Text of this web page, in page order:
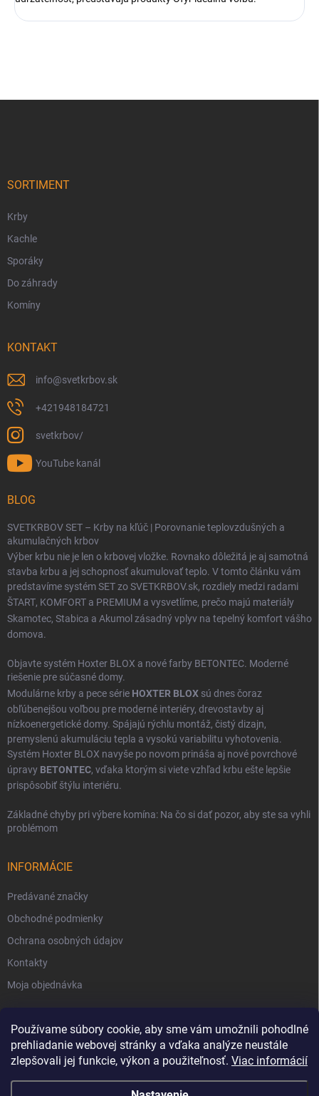
Používame súbory cookie, aby sme vám umožnili pohodlné
prehliadanie webovej stránky a vďaka analýze neustále
zlepšovali jej funkcie, výkon a použiteľnosť. Viac informácií
SORTIMENT
Krby
Kachle
Sporáky
Do záhrady
Komíny
KONTAKT
info@svetkrbov.sk
+421948184721
svetkrbov/
YouTube kanál
BLOG
SVETKRBOV SET – Krby na kľúč | Porovnanie teplovzdušných a
akumulačných krbov
Výber krbu nie je len o krbovej vložke. Rovnako dôležitá je aj samotná
stavba krbu a jej schopnosť akumulovať teplo. V tomto článku vám
predstavíme systém SET zo SVETKRBOV.sk, rozdiely medzi radami
ŠTART, KOMFORT a PREMIUM a vysvetlíme, prečo majú materiály
Skamotec, Stabica a Akumol zásadný vplyv na tepelný komfort vášho
domova.
Objavte systém Hoxter BLOX a nové farby BETONTEC. Moderné
riešenie pre súčasné domy.
Modulárne krby a pece série HOXTER BLOX sú dnes čoraz
obľúbenejšou voľbou pre moderné interiéry, drevostavby aj
nízkoenergetické domy. Spájajú rýchlu montáž, čistý dizajn,
premyslenú akumuláciu tepla a vysokú variabilitu vyhotovenia.
Systém Hoxter BLOX navyše po novom prináša aj nové povrchové
úpravy BETONTEC, vďaka ktorým si viete vzhľad krbu ešte lepšie
prispôsobiť štýlu interiéru.
Základné chyby pri výbere komína: Na čo si dať pozor, aby ste sa vyhli
problémom
INFORMÁCIE
Predávané značky
Obchodné podmienky
Ochrana osobných údajov
Kontakty
Moja objednávka